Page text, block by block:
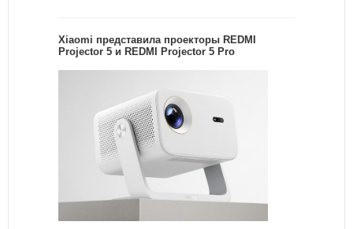
Xiaomi представила проекторы REDMI
Projector 5 и REDMI Projector 5 Pro